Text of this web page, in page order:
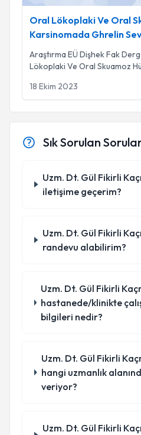
Oral Lökoplaki Ve Oral
Karsinomada Ghrelin
Değerlendirilmesi:
Çalışma
Araştırma EÜ Dişhek Fak
Lökoplaki Ve Oral Skuamoz
18 Ekim 2023
Sık Sorulan
Uzm. Dt. Gül Fikirli
iletişime geçerim?
Uzm. Dt. Gül Fikirli
randevu alabilirim?
Uzm. Dt. Gül Fikirli
hastanede/klinikte
bilgileri nedir?
Uzm. Dt. Gül Fikirli
hangi uzmanlık
veriyor?
Uzm. Dt. Gül Fikirli